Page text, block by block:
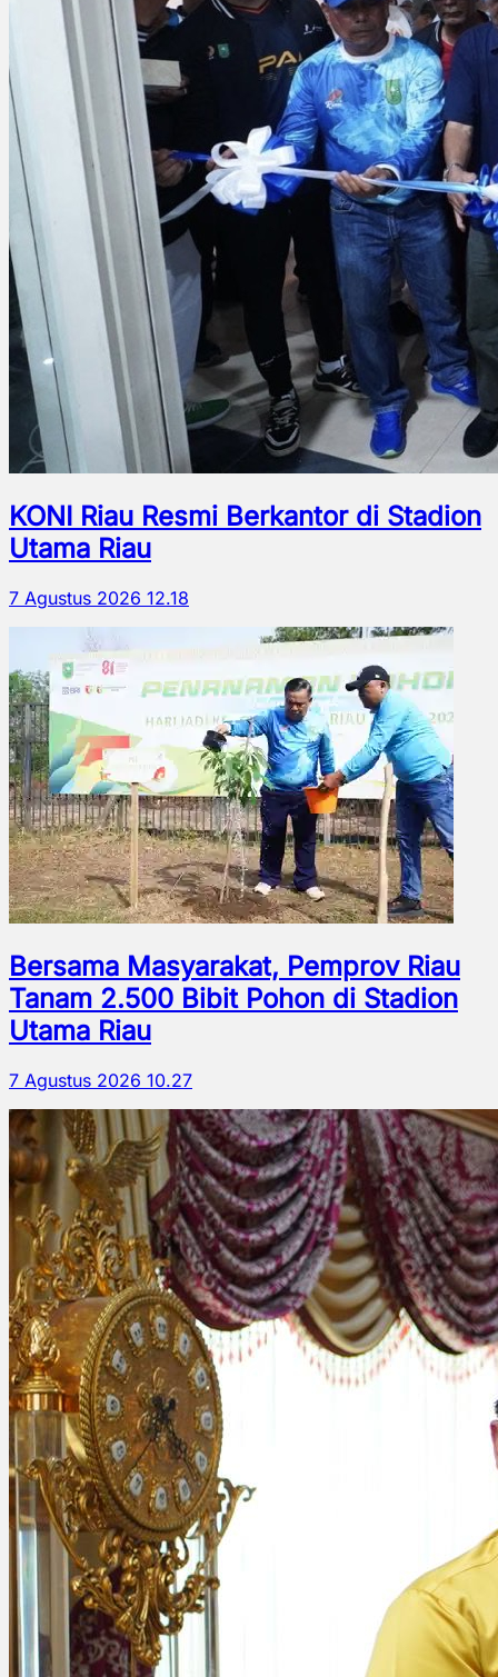
KONI Riau Resmi Berkantor di Stadion
Utama Riau
7 Agustus 2026 12.18
Bersama Masyarakat, Pemprov Riau
Tanam 2.500 Bibit Pohon di Stadion
Utama Riau
7 Agustus 2026 10.27